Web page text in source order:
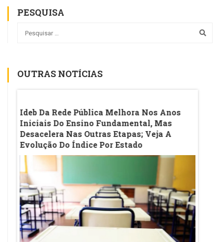
PESQUISA
OUTRAS NOTÍCIAS
Ideb Da Rede Pública Melhora Nos Anos
Iniciais Do Ensino Fundamental, Mas
Desacelera Nas Outras Etapas; Veja A
Evolução Do Índice Por Estado